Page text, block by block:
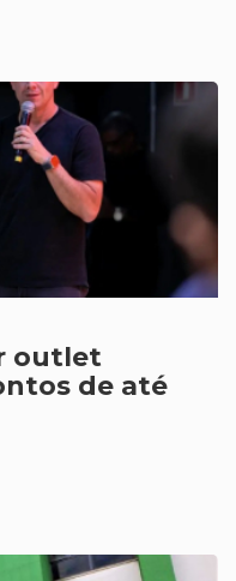
outlet
de até